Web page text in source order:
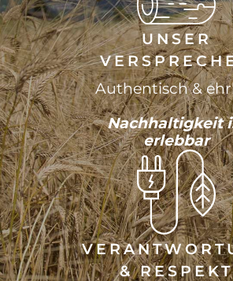
UNSER
Authentisch &
Nachhaltigkeit
erlebbar
& RESPEKT